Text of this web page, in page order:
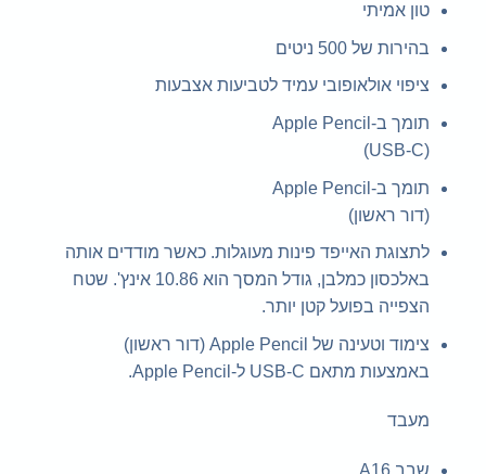
טון אמיתי
בהירות של 500 ניטים
ציפוי אולאופובי עמיד לטביעות אצבעות
תומך ב-Apple Pencil
(USB-C)
תומך ב-Apple Pencil
(דור ראשון)
לתצוגת האייפד פינות מעוגלות. כאשר מודדים אותה
באלכסון כמלבן, גודל המסך הוא 10.86 אינץ'. שטח
הצפייה בפועל קטן יותר.
צימוד וטעינה של Apple Pencil (דור ראשון)
באמצעות מתאם USB‑C ל-Apple Pencil.
מעבד